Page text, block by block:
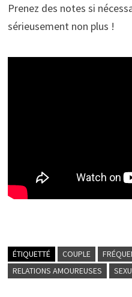
Prenez des notes si
sérieusement non plus !
ÉTIQUETTÉ COUPLE
RELATIONS AMOUREUSES